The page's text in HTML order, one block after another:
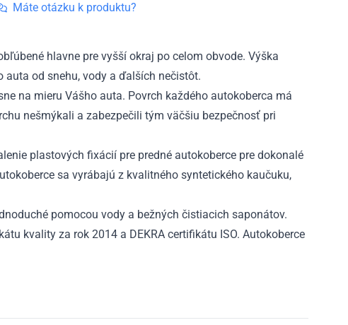
2003
-
Máte otázku k produktu?
hlavne pre vyšší okraj po celom obvode. Výška
od snehu, vody a ďalších nečistôt.
na mieru Vášho auta. Povrch každého autokoberca má
nešmýkali a zabezpečili tým väčšiu bezpečnosť pri
plastových fixácií pre predné autokoberce pre dokonalé
sa vyrábajú z kvalitného syntetického kaučuku,
pomocou vody a bežných čistiacich saponátov.
kvality za rok 2014 a DEKRA certifikátu ISO. Autokoberce